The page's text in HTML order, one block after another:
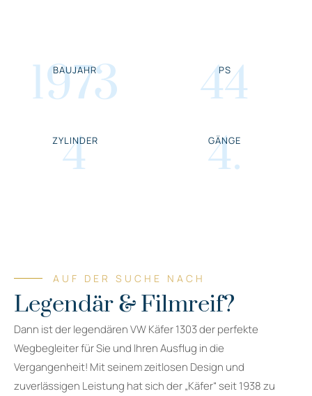
1973
BAUJAHR 44
PS
4
ZYLINDER 4.
GÄNGE
AUF DER SUCHE NACH
Legendär & Filmreif?
Dann ist der legendären VW Käfer 1303 der perfekte
Wegbegleiter für Sie und Ihren Ausflug in die
Vergangenheit! Mit seinem zeitlosen Design und
zuverlässigen Leistung hat sich der „Käfer“ seit 1938 zu